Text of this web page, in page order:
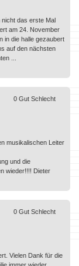
nicht das erste Mal
am 24. November
in die halle gezaubert
auf den nächsten
...
musikalischen Leiter
und die
wieder!!!! Dieter
0 Gut Schlecht
Vielen Dank für die
0 Gut Schlecht